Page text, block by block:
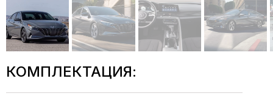
КОМПЛЕКТАЦИЯ: